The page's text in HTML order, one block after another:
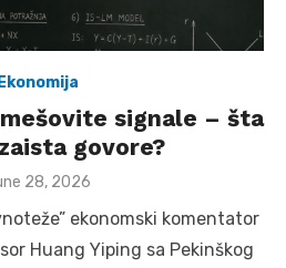
Ekonomija
signale – šta
govore?
28, 2026
ekonomski komentator
Huang Yiping sa Pekinškog